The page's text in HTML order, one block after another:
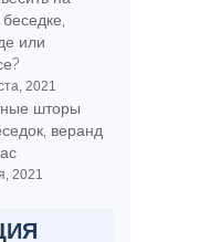
или
2021
шторы
веранд
2021